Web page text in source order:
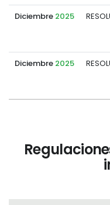
Diciembre 2025
Diciembre 2025